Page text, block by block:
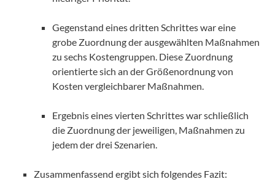
Gegenstand eines dritten Schrittes war eine
grobe Zuordnung der ausgewählten Maßnahmen
zu sechs Kostengruppen. Diese Zuordnung
orientierte sich an der Größenordnung von
Kosten vergleichbarer Maßnahmen.
Ergebnis eines vierten Schrittes war schließlich
die Zuordnung der jeweiligen, Maßnahmen zu
jedem der drei Szenarien.
Zusammenfassend ergibt sich folgendes Fazit: